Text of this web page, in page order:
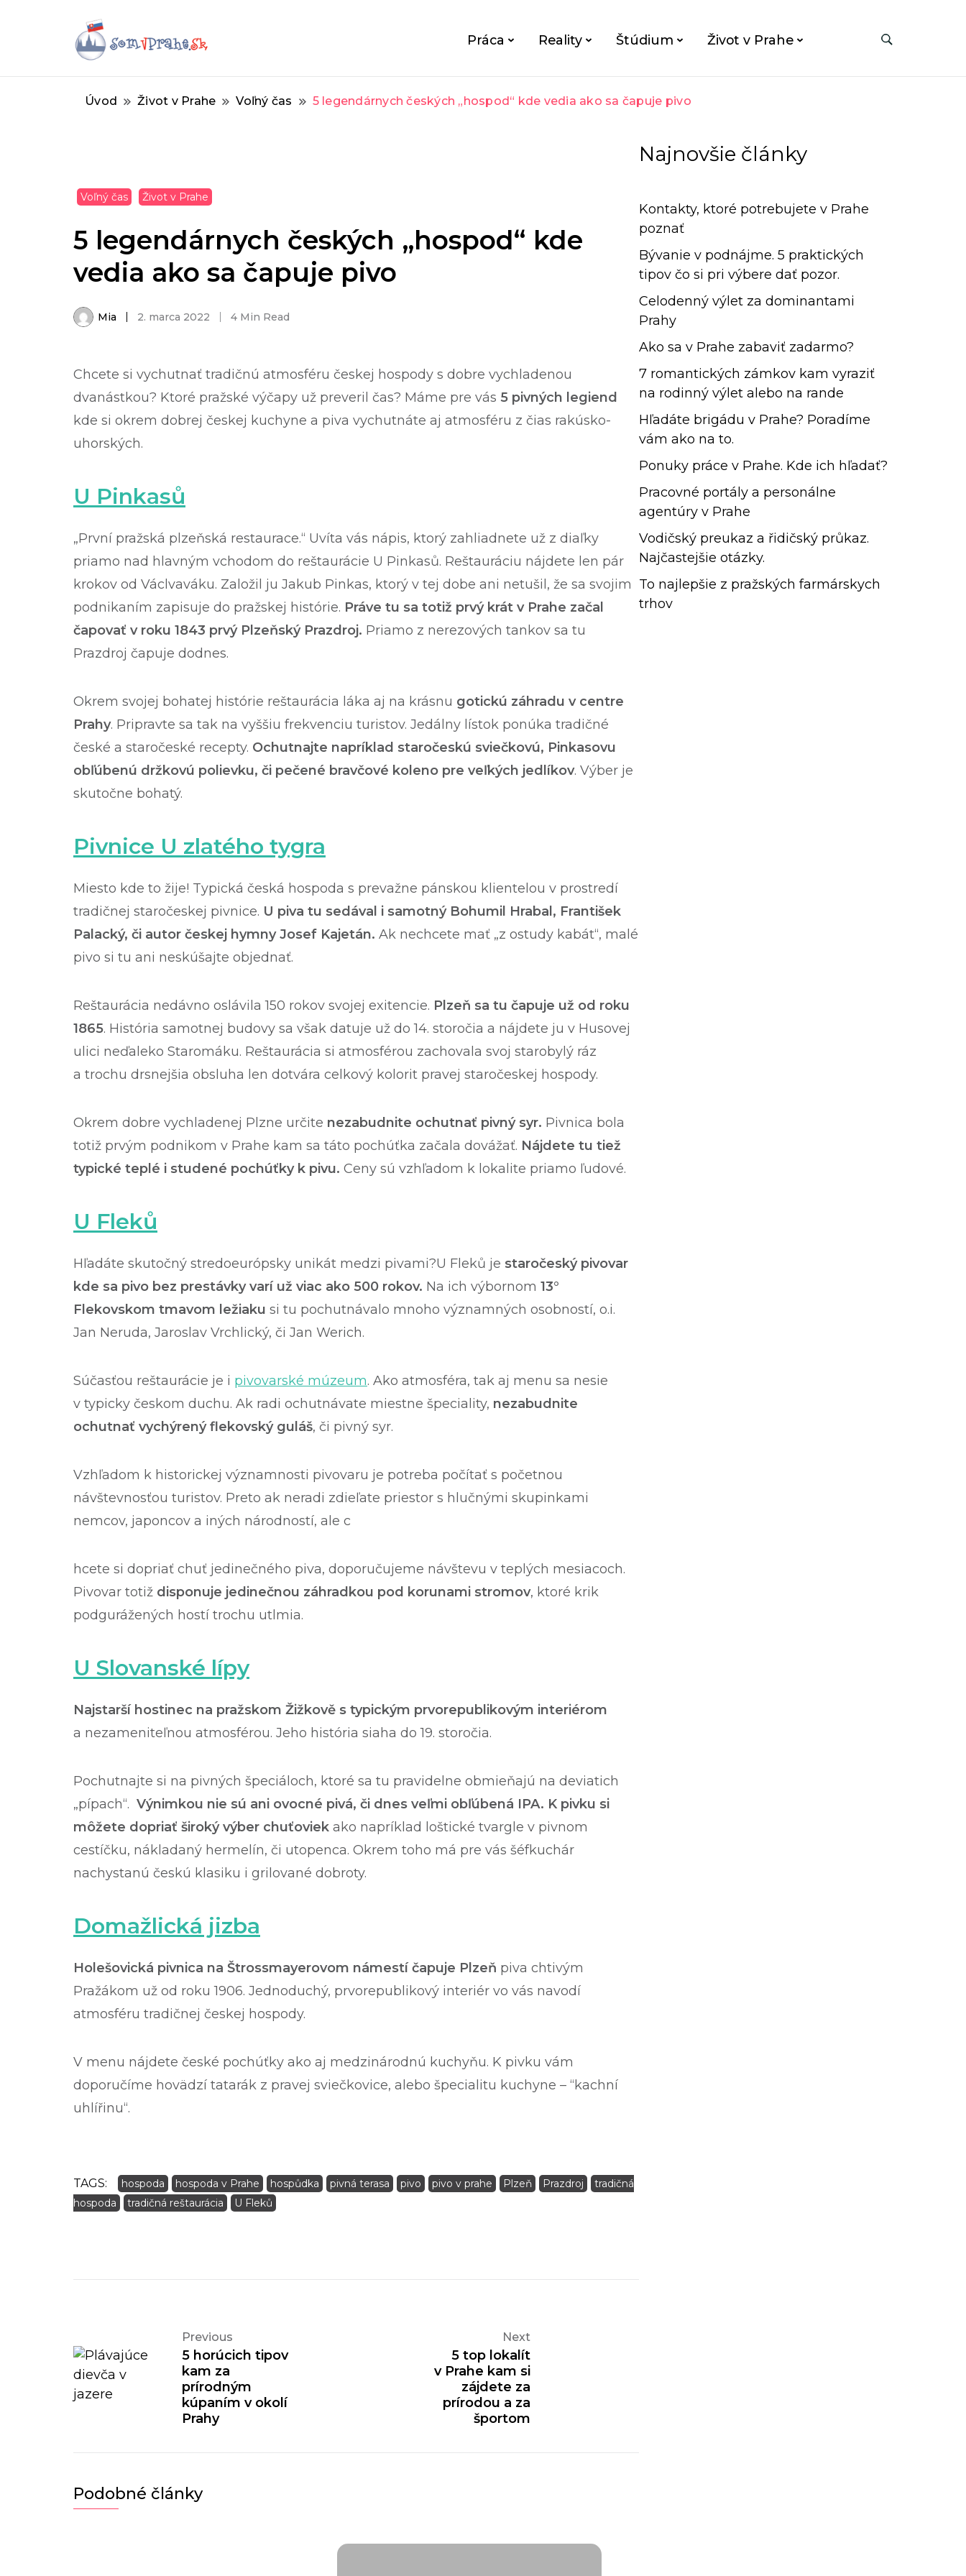
SomvPrahe.sk
Pre lepší život v Prahe
Práca Reality Štúdium Život v Prahe
Úvod Život v Prahe Voľný čas 5 legendárnych českých „hospod“ kde vedia ako sa čapuje pivo
Voľný čas Život v Prahe
5 legendárnych českých „hospod“ kde
vedia ako sa čapuje pivo
Mia 2. marca 2022 4 Min Read
Chcete si vychutnať tradičnú atmosféru českej hospody s dobre vychladenou
dvanástkou? Ktoré pražské výčapy už preveril čas? Máme pre vás 5 pivných legiend
kde si okrem dobrej českej kuchyne a piva vychutnáte aj atmosféru z čias rakúsko-
uhorských.
U Pinkasů
„První pražská plzeňská restaurace.“ Uvíta vás nápis, ktorý zahliadnete už z diaľky
priamo nad hlavným vchodom do reštaurácie U Pinkasů. Reštauráciu nájdete len pár
krokov od Václvaváku. Založil ju Jakub Pinkas, ktorý v tej dobe ani netušil, že sa svojim
podnikaním zapisuje do pražskej histórie. Práve tu sa totiž prvý krát v Prahe začal
čapovať v roku 1843 prvý Plzeňský Prazdroj. Priamo z nerezových tankov sa tu
Prazdroj čapuje dodnes.
Okrem svojej bohatej histórie reštaurácia láka aj na krásnu gotickú záhradu v centre
Prahy. Pripravte sa tak na vyššiu frekvenciu turistov. Jedálny lístok ponúka tradičné
české a staročeské recepty. Ochutnajte napríklad staročeskú sviečkovú, Pinkasovu
obľúbenú držkovú polievku, či pečené bravčové koleno pre veľkých jedlíkov. Výber je
skutočne bohatý.
Pivnice U zlatého tygra
Miesto kde to žije! Typická česká hospoda s prevažne pánskou klientelou v prostredí
tradičnej staročeskej pivnice. U piva tu sedával i samotný Bohumil Hrabal, František
Palacký, či autor českej hymny Josef Kajetán. Ak nechcete mať „z ostudy kabát“, malé
pivo si tu ani neskúšajte objednať.
Reštaurácia nedávno oslávila 150 rokov svojej exitencie. Plzeň sa tu čapuje už od roku
1865. História samotnej budovy sa však datuje už do 14. storočia a nájdete ju v Husovej
ulici neďaleko Staromáku. Reštaurácia si atmosférou zachovala svoj starobylý ráz
a trochu drsnejšia obsluha len dotvára celkový kolorit pravej staročeskej hospody.
Okrem dobre vychladenej Plzne určite nezabudnite ochutnať pivný syr. Pivnica bola
totiž prvým podnikom v Prahe kam sa táto pochúťka začala dovážať. Nájdete tu tiež
typické teplé i studené pochúťky k pivu. Ceny sú vzhľadom k lokalite priamo ľudové.
U Fleků
Hľadáte skutočný stredoeurópsky unikát medzi pivami?U Fleků je staročeský pivovar
kde sa pivo bez prestávky varí už viac ako 500 rokov. Na ich výbornom 13°
Flekovskom tmavom ležiaku si tu pochutnávalo mnoho významných osobností, o.i.
Jan Neruda, Jaroslav Vrchlický, či Jan Werich.
Súčasťou reštaurácie je i pivovarské múzeum. Ako atmosféra, tak aj menu sa nesie
v typicky českom duchu. Ak radi ochutnávate miestne špeciality, nezabudnite
ochutnať vychýrený flekovský guláš, či pivný syr.
Vzhľadom k historickej významnosti pivovaru je potreba počítať s početnou
návštevnosťou turistov. Preto ak neradi zdieľate priestor s hlučnými skupinkami
nemcov, japoncov a iných národností, ale c
hcete si dopriať chuť jedinečného piva, doporučujeme návštevu v teplých mesiacoch.
Pivovar totiž disponuje jedinečnou záhradkou pod korunami stromov, ktoré krik
podgurážených hostí trochu utlmia.
U Slovanské lípy
Najstarší hostinec na pražskom Žižkově s typickým prvorepublikovým interiérom
a nezameniteľnou atmosférou. Jeho história siaha do 19. storočia.
Pochutnajte si na pivných špeciáloch, ktoré sa tu pravidelne obmieňajú na deviatich
„pípach“. Výnimkou nie sú ani ovocné pivá, či dnes veľmi obľúbená IPA. K pivku si
môžete dopriať široký výber chuťoviek ako napríklad loštické tvargle v pivnom
cestíčku, nákladaný hermelín, či utopenca. Okrem toho má pre vás šéfkuchár
nachystanú českú klasiku i grilované dobroty.
Domažlická jizba
Holešovická pivnica na Štrossmayerovom námestí čapuje Plzeň piva chtivým
Pražákom už od roku 1906. Jednoduchý, prvorepublikový interiér vo vás navodí
atmosféru tradičnej českej hospody.
V menu nájdete české pochúťky ako aj medzinárodnú kuchyňu. K pivku vám
doporučíme hovädzí tatarák z pravej sviečkovice, alebo špecialitu kuchyne – “kachní
uhlířinu“.
TAGS: hospoda hospoda v Prahe hospůdka pivná terasa pivo pivo v prahe Plzeň Prazdroj
tradičná
hospoda
tradičná reštaurácia U Fleků
Previous
5 horúcich tipov
kam za
prírodným
kúpaním v okolí
Prahy
Next
5 top lokalít
v Prahe kam si
zájdete za
prírodou a za
športom
Podobné články
Najnovšie články
Kontakty, ktoré potrebujete v Prahe
poznať
Bývanie v podnájme. 5 praktických
tipov čo si pri výbere dať pozor.
Celodenný výlet za dominantami
Prahy
Ako sa v Prahe zabaviť zadarmo?
7 romantických zámkov kam vyraziť
na rodinný výlet alebo na rande
Hľadáte brigádu v Prahe? Poradíme
vám ako na to.
Ponuky práce v Prahe. Kde ich hľadať?
Pracovné portály a personálne
agentúry v Prahe
Vodičský preukaz a řidičský průkaz.
Najčastejšie otázky.
To najlepšie z pražských farmárskych
trhov